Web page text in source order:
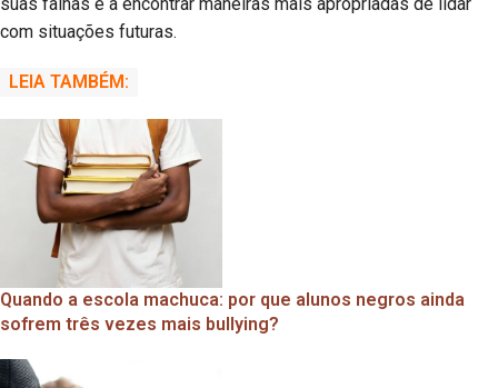
com situações futuras.
LEIA TAMBÉM:
Quando a escola machuca: por que alunos negros ainda
sofrem três vezes mais bullying?